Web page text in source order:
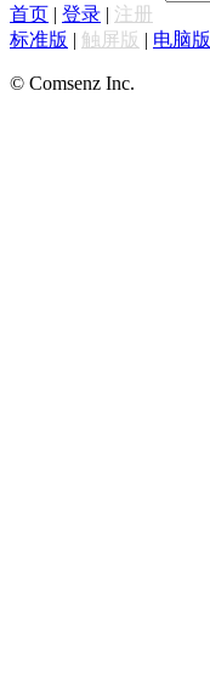
首页 | 登录 | 注册
标准版 | 触屏版 | 电脑版
© Comsenz Inc.